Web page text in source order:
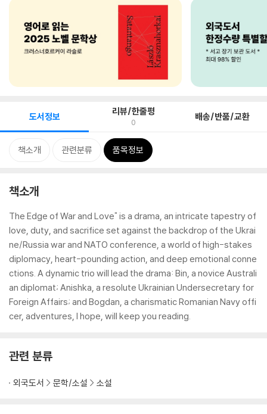
도서정보 리뷰/한줄평
0 배송/반품/교환
책소개 관련분류 품목정보
책소개
The Edge of War and Love" is a drama, an intricate tapestry of
love, duty, and sacrifice set against the backdrop of the Ukrai
ne/Russia war and NATO conference, a world of high-stakes
diplomacy, heart-pounding action, and deep emotional conne
ctions. A dynamic trio will lead the drama: Bin, a novice Australi
an diplomat; Anishka, a resolute Ukrainian Undersecretary for
Foreign Affairs; and Bogdan, a charismatic Romanian Navy offi
cer, adventures, I hope, will keep you reading.
관련 분류
외국도서 문학/소설 소설